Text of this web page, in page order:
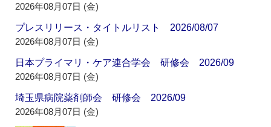
2026年08月07日 (金)
プレスリリース・タイトルリスト 2026/08/07
2026年08月07日 (金)
日本プライマリ・ケア連合学会 研修会 2026/09
2026年08月07日 (金)
埼玉県病院薬剤師会 研修会 2026/09
2026年08月07日 (金)